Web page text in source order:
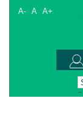
A- A A+